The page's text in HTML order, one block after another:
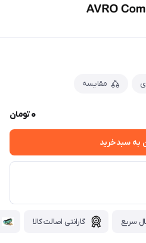
مقایسه
0تومان
به سبدخرید
سریع گارانتی اصالت کالا